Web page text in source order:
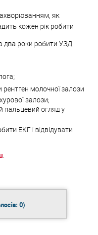
як
кожен рік робити
два роки робити УЗД
молочної залози
залози;
пальцевий огляд у
ЕКГ і відвідувати
0)